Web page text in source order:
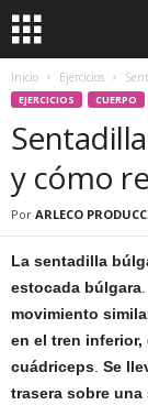
Inicio Ejercicios
EJERCICIOS CUERPO
y cómo
Por ARLECO
La sentadilla
estocada búlgara
movimiento
en el tren
cuádriceps Se
trasera sobre